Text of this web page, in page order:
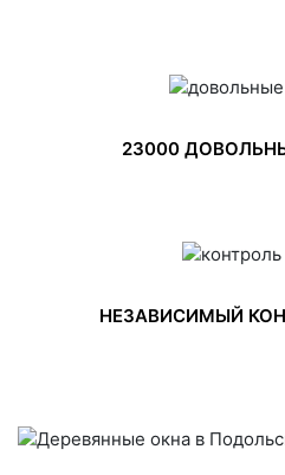
23000
НЕЗАВИСИМЫЙ